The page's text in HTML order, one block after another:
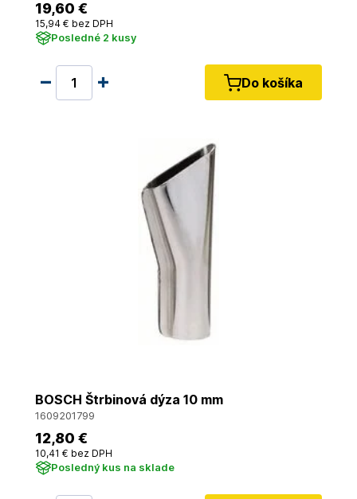
19,60 €
15,94 € bez DPH
Posledné 2 kusy
Do košíka
BOSCH Štrbinová dýza 10 mm
1609201799
12,80 €
10,41 € bez DPH
Posledný kus na sklade